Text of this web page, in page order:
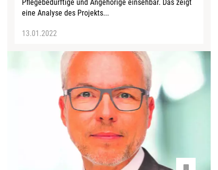
Pflegebedürftige und Angehörige einsehbar. Das zeigt
eine Analyse des Projekts...
13.01.2022